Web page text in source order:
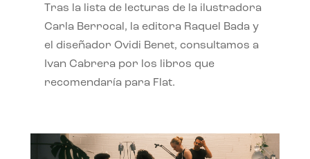
Tras la lista de lecturas de la ilustradora
Carla Berrocal, la editora Raquel Bada y
el diseñador Ovidi Benet, consultamos a
Ivan Cabrera por los libros que
recomendaría para Flat.